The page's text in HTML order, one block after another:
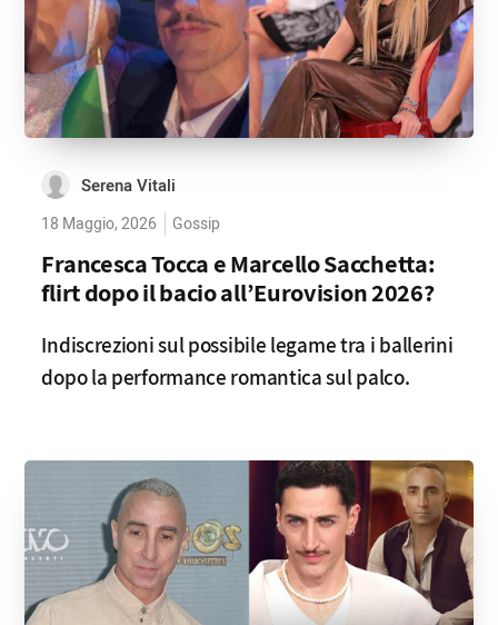
Serena Vitali
18 Maggio, 2026 Gossip
Francesca Tocca e Marcello Sacchetta:
flirt dopo il bacio all’Eurovision 2026?
Indiscrezioni sul possibile legame tra i ballerini
dopo la performance romantica sul palco.